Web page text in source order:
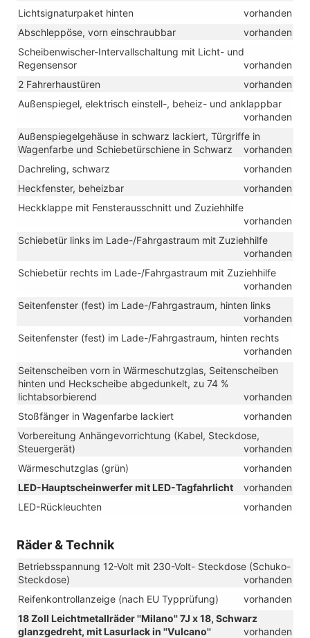
Lichtsignaturpaket hinten
vorhanden
Abschleppöse, vorn einschraubbar
vorhanden
Scheibenwischer-Intervallschaltung mit Licht- und
Regensensor
vorhanden
2 Fahrerhaustüren
vorhanden
Außenspiegel, elektrisch einstell-, beheiz- und anklappbar
vorhanden
Außenspiegelgehäuse in schwarz lackiert, Türgriffe in
Wagenfarbe und Schiebetürschiene in Schwarz
vorhanden
Dachreling, schwarz
vorhanden
Heckfenster, beheizbar
vorhanden
Heckklappe mit Fensterausschnitt und Zuziehhilfe
vorhanden
Schiebetür links im Lade-/Fahrgastraum mit Zuziehhilfe
vorhanden
Schiebetür rechts im Lade-/Fahrgastraum mit Zuziehhilfe
vorhanden
Seitenfenster (fest) im Lade-/Fahrgastraum, hinten links
vorhanden
Seitenfenster (fest) im Lade-/Fahrgastraum, hinten rechts
vorhanden
Seitenscheiben vorn in Wärmeschutzglas, Seitenscheiben
hinten und Heckscheibe abgedunkelt, zu 74 %
lichtabsorbierend
vorhanden
Stoßfänger in Wagenfarbe lackiert
vorhanden
Vorbereitung Anhängevorrichtung (Kabel, Steckdose,
Steuergerät)
vorhanden
Wärmeschutzglas (grün)
vorhanden
LED-Hauptscheinwerfer mit LED-Tagfahrlicht
vorhanden
LED-Rückleuchten
vorhanden
Räder & Technik
Betriebsspannung 12-Volt mit 230-Volt- Steckdose (Schuko-
Steckdose)
vorhanden
Reifenkontrollanzeige (nach EU Typprüfung)
vorhanden
18 Zoll Leichtmetallräder ''Milano'' 7J x 18, Schwarz
glanzgedreht, mit Lasurlack in ''Vulcano''
vorhanden